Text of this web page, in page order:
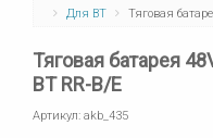
Для BT
Тяговая
Тяговая батарея
BT RR-B/E
Артикул: akb_435